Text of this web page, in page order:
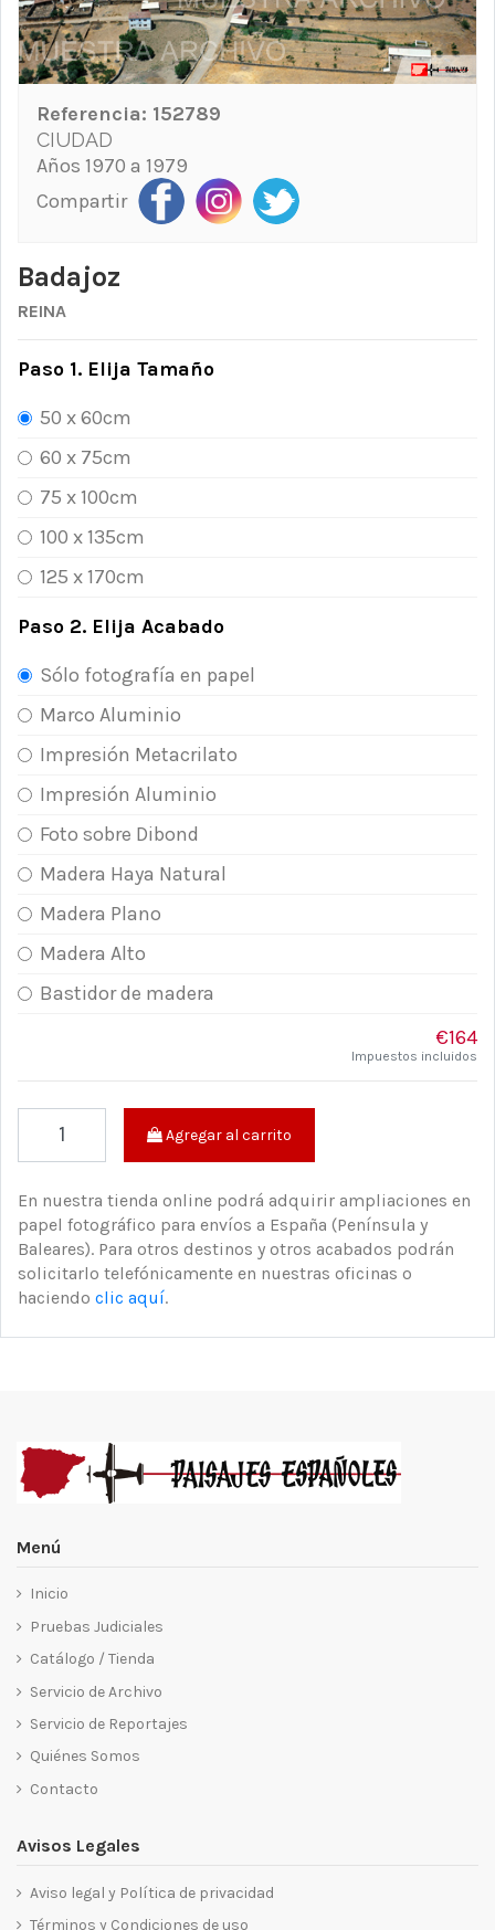
Referencia: 152789
CIUDAD
Años 1970 a 1979
Compartir
Badajoz
REINA
Paso 1. Elija Tamaño
50 x 60cm
60 x 75cm
75 x 100cm
100 x 135cm
125 x 170cm
Paso 2. Elija Acabado
Sólo fotografía en papel
Marco Aluminio
Impresión Metacrilato
Impresión Aluminio
Foto sobre Dibond
Madera Haya Natural
Madera Plano
Madera Alto
Bastidor de madera
€164
Impuestos incluidos
Agregar al carrito
En nuestra tienda online podrá adquirir ampliaciones en
papel fotográfico para envíos a España (Península y
Baleares). Para otros destinos y otros acabados podrán
solicitarlo telefónicamente en nuestras oficinas o
haciendo clic aquí.
Menú
Inicio
Pruebas Judiciales
Catálogo / Tienda
Servicio de Archivo
Servicio de Reportajes
Quiénes Somos
Contacto
Avisos Legales
Aviso legal y Política de privacidad
Términos y Condiciones de uso